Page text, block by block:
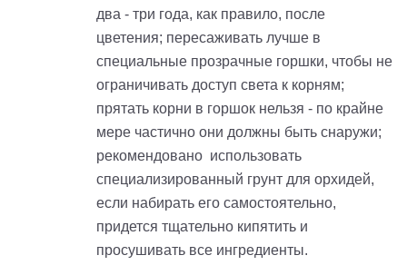
два - три года, как правило, после
цветения; пересаживать лучше в
специальные прозрачные горшки, чтобы не
ограничивать доступ света к корням;
прятать корни в горшок нельзя - по крайне
мере частично они должны быть снаружи;
рекомендовано использовать
специализированный грунт для орхидей,
если набирать его самостоятельно,
придется тщательно кипятить и
просушивать все ингредиенты.